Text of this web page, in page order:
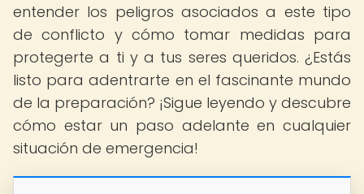
entender los peligros asociados a este tipo
de conflicto y cómo tomar medidas para
protegerte a ti y a tus seres queridos. ¿Estás
listo para adentrarte en el fascinante mundo
de la preparación? ¡Sigue leyendo y descubre
cómo estar un paso adelante en cualquier
situación de emergencia!